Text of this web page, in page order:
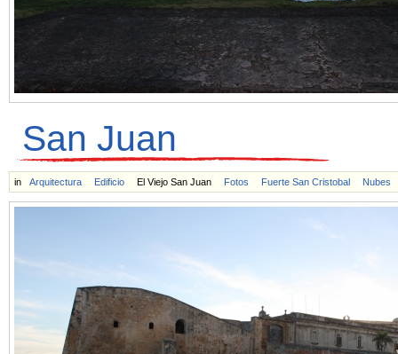
San Juan
in Arquitectura Edificio El Viejo San Juan Fotos Fuerte San Cristobal Nubes